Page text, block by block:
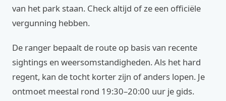
van het park staan. Check altijd of ze een officiële
vergunning hebben.
De ranger bepaalt de route op basis van recente
sightings en weersomstandigheden. Als het hard
regent, kan de tocht korter zijn of anders lopen. Je
ontmoet meestal rond 19:30–20:00 uur je gids.